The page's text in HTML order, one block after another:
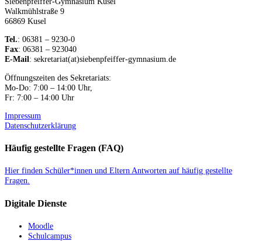
Walkmühlstraße 9
66869 Kusel
Tel.: 06381 – 9230-0
Fax: 06381 – 923040
E-Mail: sekretariat(at)siebenpfeiffer-gymnasium.de
Öffnungszeiten des Sekretariats:
Mo-Do: 7:00 – 14:00 Uhr,
Fr: 7:00 – 14:00 Uhr
Impressum
Datenschutzerklärung
Häufig gestellte Fragen (FAQ)
Hier finden Schüler*innen und Eltern Antworten auf häufig gestellte
Fragen.
Digitale Dienste
Moodle
Schulcampus